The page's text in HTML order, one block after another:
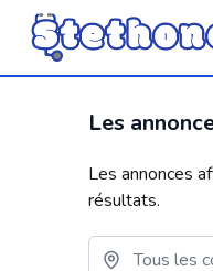
Les
Les annonces
résultats.